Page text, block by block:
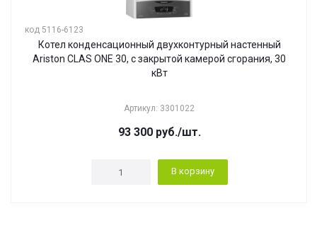
код 5116-6123
Котел конденсационный двухконтурный настенный
Ariston CLAS ONE 30, с закрытой камерой сгорания, 30
кВт
Артикул: 3301022
93 300руб./шт.
В корзину